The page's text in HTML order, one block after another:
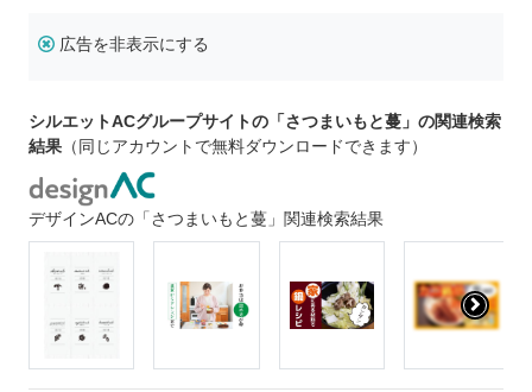
広告を非表示にする
シルエットACグループサイトの「さつまいもと蔓」の関連検索
結果 （同じアカウントで無料ダウンロードできます）
デザインACの「さつまいもと蔓」関連検索結果